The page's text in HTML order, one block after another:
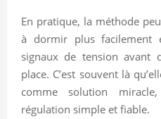
En pratique, la méthode
à dormir plus facilement
signaux de tension avant
place. C’est souvent là
comme solution
régulation simple et fiable.